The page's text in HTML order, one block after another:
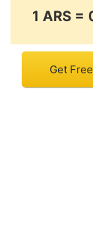
1 ARS
Get